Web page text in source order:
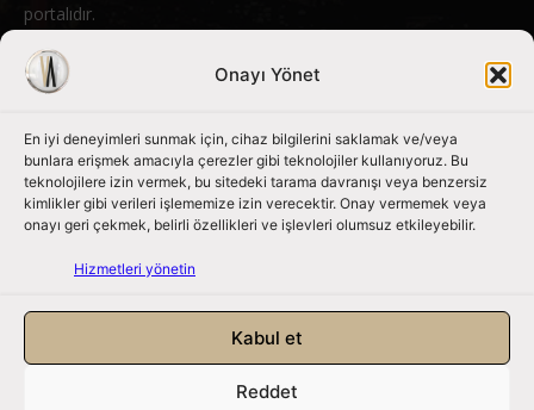
Onayı Yönet
En iyi deneyimleri sunmak için, cihaz bilgilerini saklamak ve/veya
bunlara erişmek amacıyla çerezler gibi teknolojiler kullanıyoruz. Bu
teknolojilere izin vermek, bu sitedeki tarama davranışı veya benzersiz
kimlikler gibi verileri işlememize izin verecektir. Onay vermemek veya
onayı geri çekmek, belirli özellikleri ve işlevleri olumsuz etkileyebilir.
Hizmetleri yönetin
Kabul et
Reddet
portalıdır.
Bizimle iletişime geçin: info@nouvart.net
Bizi Takip Edin